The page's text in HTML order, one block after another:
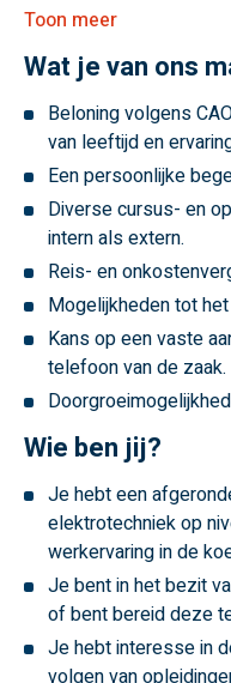
Toon meer
Wat je van ons
Beloning volgens
van leeftijd en
Een persoonlijke
Diverse cursus- en
intern als extern.
Reis- en
Mogelijkheden tot
Kans op een vaste
telefoon van de zaak.
Wie ben jij?
Je hebt een
elektrotechniek op
werkervaring in de
Je bent in het bezit
of bent bereid deze
Je hebt interesse in
volgen van